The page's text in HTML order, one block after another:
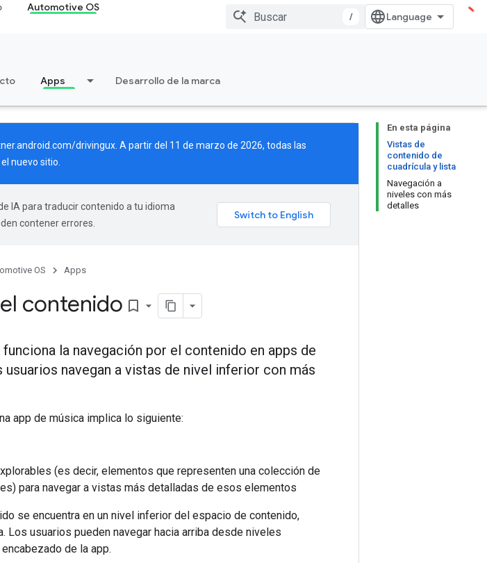
Automotive OS
/
Apps Desarrollo de la marca
En esta página
Vistas de
contenido de
cuadrícula y lista
Navegación a
niveles con más
detalles
drivingux . A partir del 11 de marzo de 2026, todas las
nuevo sitio.
IA para traducir contenido a tu idioma
contener errores.
OS Apps
contenido bookmark_border
la navegación por el contenido en apps de
navegan a vistas de nivel inferior con más
app de música implica lo siguiente:
(es decir, elementos que representen una colección de
para navegar a vistas más detalladas de esos elementos
se encuentra en un nivel inferior del espacio de contenido,
Los usuarios pueden navegar hacia arriba desde niveles
de la app.